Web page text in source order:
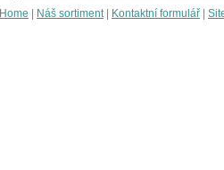
Home Náš sortiment| Kontaktní formulář